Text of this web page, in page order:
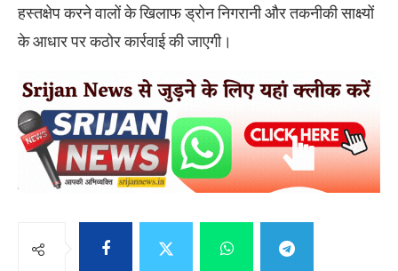
हस्तक्षेप करने वालों के खिलाफ ड्रोन निगरानी और तकनीकी साक्ष्यों
के आधार पर कठोर कार्रवाई की जाएगी।